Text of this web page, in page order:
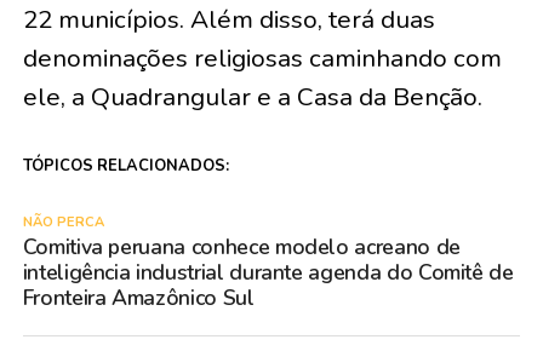
22 municípios. Além disso, terá duas
denominações religiosas caminhando com
ele, a Quadrangular e a Casa da Benção.
TÓPICOS RELACIONADOS:
NÃO PERCA
Comitiva peruana conhece modelo acreano de
inteligência industrial durante agenda do Comitê de
Fronteira Amazônico Sul